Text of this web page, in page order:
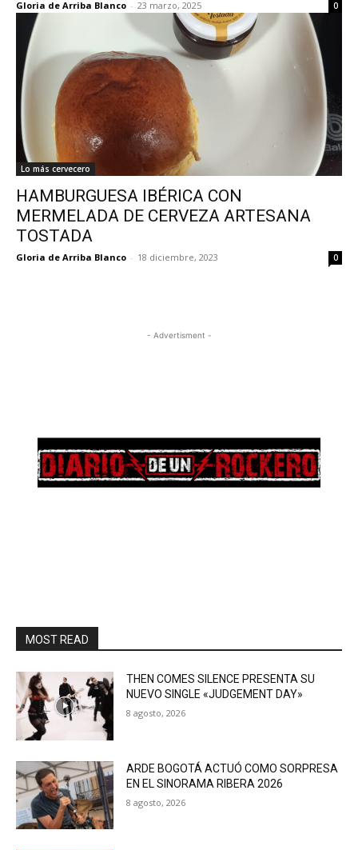
Gloria de Arriba Blanco - 23 marzo, 2025 0
Lo más cervecero
HAMBURGUESA IBÉRICA CON
MERMELADA DE CERVEZA ARTESANA
TOSTADA
Gloria de Arriba Blanco - 18 diciembre, 2023 0
- Advertisment -
MOST READ
THEN COMES SILENCE PRESENTA SU
NUEVO SINGLE «JUDGEMENT DAY»
8 agosto, 2026
ARDE BOGOTÁ ACTUÓ COMO SORPRESA
EN EL SINORAMA RIBERA 2026
8 agosto, 2026